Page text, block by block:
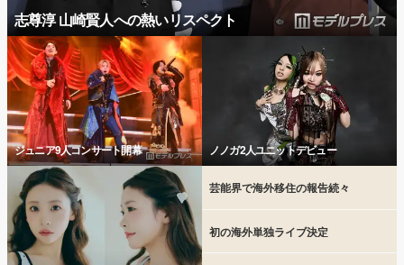
志尊淳 山崎賢人への熱いリスペクト
ジュニア9人コンサート開幕 ノノガ2人ユニットデビュー
芸能界で海外移住の報告続々
初の海外単独ライブ決定